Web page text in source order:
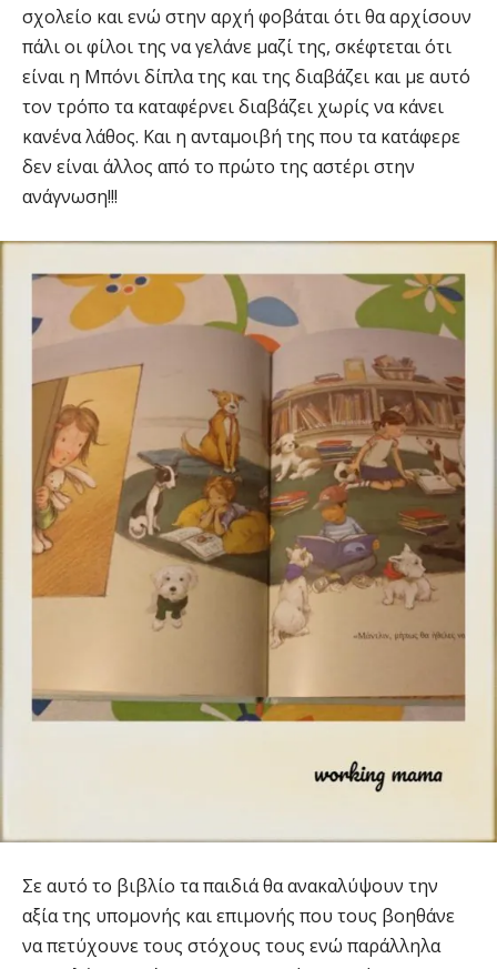
σχολείο και ενώ στην αρχή φοβάται ότι θα αρχίσουν
πάλι οι φίλοι της να γελάνε μαζί της, σκέφτεται ότι
είναι η Μπόνι δίπλα της και της διαβάζει και με αυτό
τον τρόπο τα καταφέρνει διαβάζει χωρίς να κάνει
κανένα λάθος. Και η ανταμοιβή της που τα κατάφερε
δεν είναι άλλος από το πρώτο της αστέρι στην
ανάγνωση!!!
Σε αυτό το βιβλίο τα παιδιά θα ανακαλύψουν την
αξία της υπομονής και επιμονής που τους βοηθάνε
να πετύχουνε τους στόχους τους ενώ παράλληλα